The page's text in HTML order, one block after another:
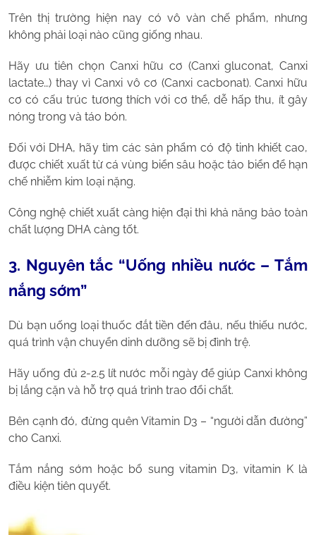
Trên thị trường hiện nay có vô vàn chế phẩm, nhưng
không phải loại nào cũng giống nhau.
Hãy ưu tiên chọn Canxi hữu cơ (Canxi gluconat, Canxi
lactate…) thay vì Canxi vô cơ (Canxi cacbonat). Canxi hữu
cơ có cấu trúc tương thích với cơ thể, dễ hấp thu, ít gây
nóng trong và táo bón.
Đối với DHA, hãy tìm các sản phẩm có độ tinh khiết cao,
được chiết xuất từ cá vùng biển sâu hoặc tảo biển để hạn
chế nhiễm kim loại nặng.
Công nghệ chiết xuất càng hiện đại thì khả năng bảo toàn
chất lượng DHA càng tốt.
3. Nguyên tắc “Uống nhiều nước – Tắm
nắng sớm”
Dù bạn uống loại thuốc đắt tiền đến đâu, nếu thiếu nước,
quá trình vận chuyển dinh dưỡng sẽ bị đình trệ.
Hãy uống đủ 2-2.5 lít nước mỗi ngày để giúp Canxi không
bị lắng cặn và hỗ trợ quá trình trao đổi chất.
Bên cạnh đó, đừng quên Vitamin D3 – “người dẫn đường”
cho Canxi.
Tắm nắng sớm hoặc bổ sung vitamin D3, vitamin K là
điều kiện tiên quyết.